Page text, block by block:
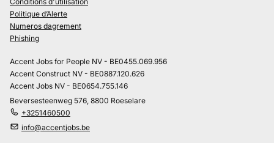
Politique d’Alerte
Numeros dagrement
Phishing
Accent Jobs for People NV - BE0455.069.956
Accent Construct NV - BE0887.120.626
Accent Jobs NV - BE0654.755.146
Beversesteenweg 576, 8800 Roeselare
+3251460500
info@accentjobs.be